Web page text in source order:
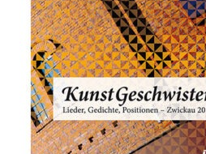
Andenken
Neuerscheinungen von
Ausschreibungen
Leipziger Lyrikbibliothek
Lyrikschaufenster im